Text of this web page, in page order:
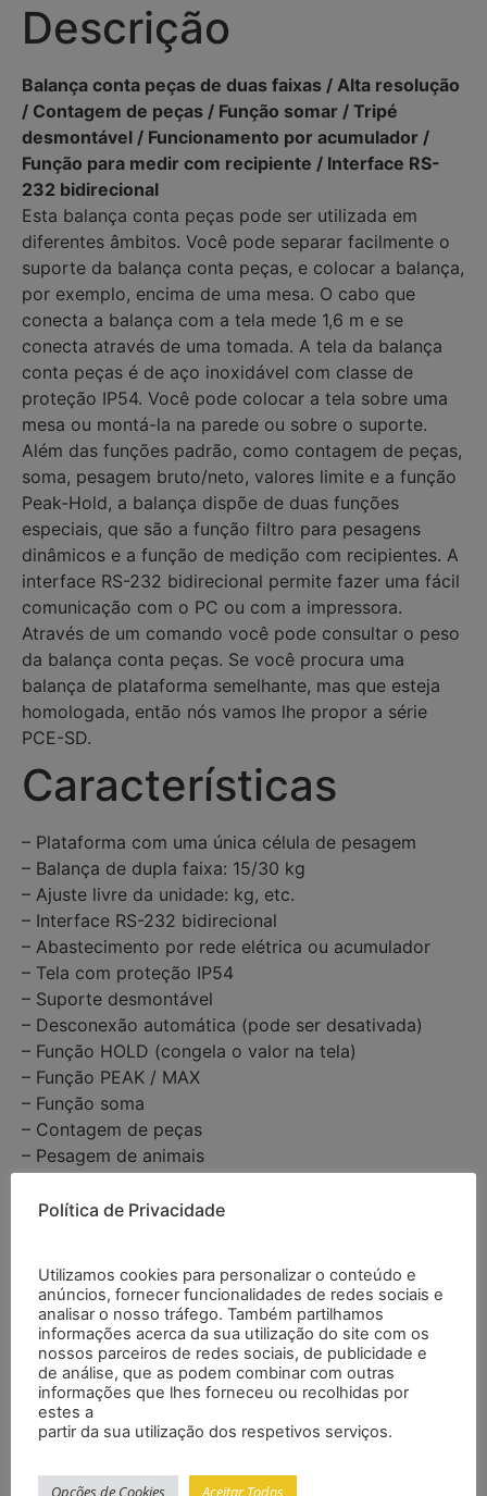
Descrição
Balança conta peças de duas faixas / Alta resolução
/ Contagem de peças / Função somar / Tripé
desmontável / Funcionamento por acumulador /
Função para medir com recipiente / Interface RS-
232 bidirecional
Esta balança conta peças pode ser utilizada em
diferentes âmbitos. Você pode separar facilmente o
suporte da balança conta peças, e colocar a balança,
por exemplo, encima de uma mesa. O cabo que
conecta a balança com a tela mede 1,6 m e se
conecta através de uma tomada. A tela da balança
conta peças é de aço inoxidável com classe de
proteção IP54. Você pode colocar a tela sobre uma
mesa ou montá-la na parede ou sobre o suporte.
Além das funções padrão, como contagem de peças,
soma, pesagem bruto/neto, valores limite e a função
Peak-Hold, a balança dispõe de duas funções
especiais, que são a função filtro para pesagens
dinâmicos e a função de medição com recipientes. A
interface RS-232 bidirecional permite fazer uma fácil
comunicação com o PC ou com a impressora.
Através de um comando você pode consultar o peso
da balança conta peças. Se você procura uma
balança de plataforma semelhante, mas que esteja
homologada, então nós vamos lhe propor a série
PCE-SD.
Características
– Plataforma com uma única célula de pesagem
– Balança de dupla faixa: 15/30 kg
– Ajuste livre da unidade: kg, etc.
– Interface RS-232 bidirecional
– Abastecimento por rede elétrica ou acumulador
– Tela com proteção IP54
– Suporte desmontável
– Desconexão automática (pode ser desativada)
– Função HOLD (congela o valor na tela)
– Função PEAK / MAX
– Função soma
– Contagem de peças
– Pesagem de animais
– Medição com recipientes
Especificações
Faixa
máx. 1 = 15 kg / máx. 2
= 30 kg
Resolução
até 15 kg = 2 g / 15 …
Política de Privacidade
Utilizamos cookies para personalizar o conteúdo e
anúncios, fornecer funcionalidades de redes sociais e
analisar o nosso tráfego. Também partilhamos
informações acerca da sua utilização do site com os
nossos parceiros de redes sociais, de publicidade e
de análise, que as podem combinar com outras
informações que lhes forneceu ou recolhidas por
estes a
partir da sua utilização dos respetivos serviços.
Opções de Cookies Aceitar Todos